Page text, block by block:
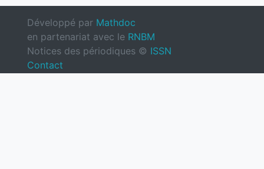
Développé par Mathdoc
en partenariat avec le RNBM
Notices des périodiques © ISSN
Contact